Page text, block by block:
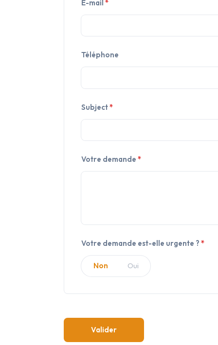
E-mail *
Téléphone
Subject*
Votre demande *
Votre demande est-elle urgente ? *
Non
Non Oui